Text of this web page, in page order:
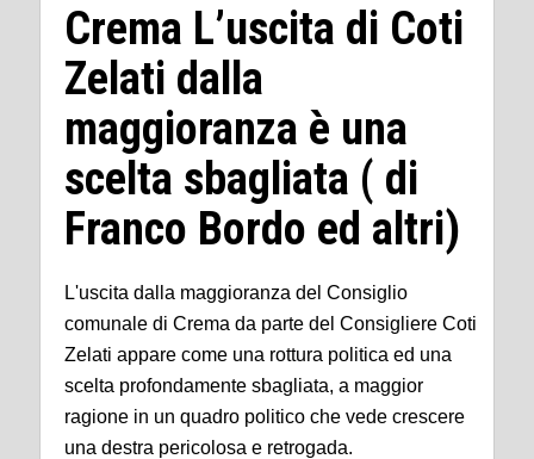
Crema L’uscita di Coti
Zelati dalla
maggioranza è una
scelta sbagliata ( di
Franco Bordo ed altri)
L'uscita dalla maggioranza del Consiglio
comunale di Crema da parte del Consigliere Coti
Zelati appare come una rottura politica ed una
scelta profondamente sbagliata, a maggior
ragione in un quadro politico che vede crescere
una destra pericolosa e retrogada.